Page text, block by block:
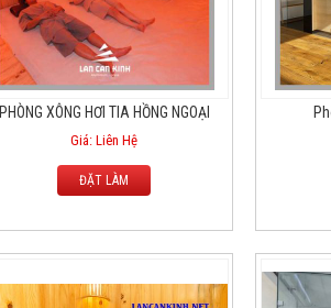
PHÒNG XÔNG HƠI TIA HỒNG NGOẠI
Giá: Liên Hệ
ĐẶT LÀM